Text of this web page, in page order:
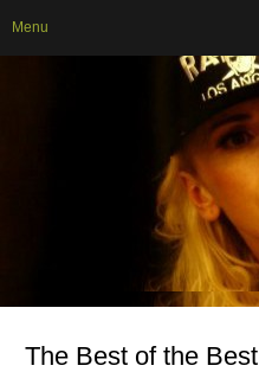
The Best of the Best
Menu